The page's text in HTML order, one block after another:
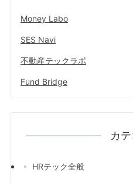
Money Labo
SES Navi
不動産テックラボ
Fund Bridge
カ
HRテック全般